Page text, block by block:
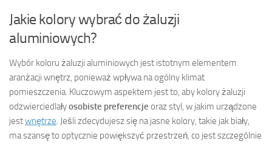
Jakie kolory wybrać do żaluzji
aluminiowych?
Wybór koloru żaluzji aluminiowych jest istotnym elementem
aranżacji wnętrz, ponieważ wpływa na ogólny klimat
pomieszczenia. Kluczowym aspektem jest to, aby kolory żaluzji
odzwierciedlałyosobiste preferencje oraz styl, w jakim urządzone
jestwnętrze. Jeśli zdecydujesz się na jasne kolory, takie jak biały,
ma szansę to optycznie powiększyć przestrzeń, co jest szczególnie